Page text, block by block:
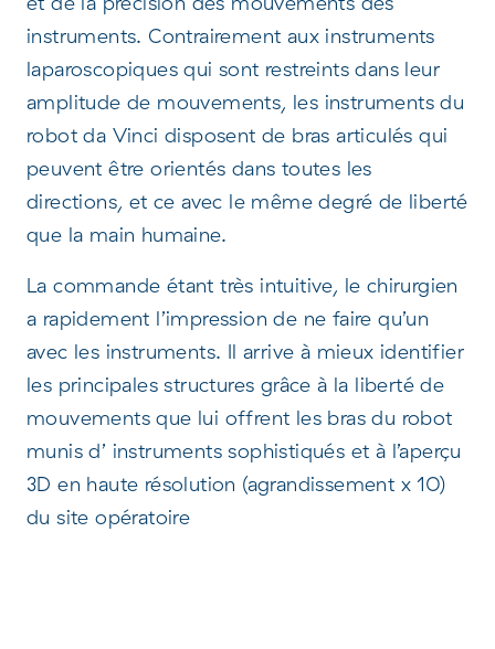
instruments. Contrairement aux instruments
laparoscopiques qui sont restreints dans leur
amplitude de mouvements, les instruments du
robot da Vinci disposent de bras articulés qui
peuvent être orientés dans toutes les
directions, et ce avec le même degré de liberté
que la main humaine.
La commande étant très intuitive, le chirurgien
a rapidement l’impression de ne faire qu’un
avec les instruments. Il arrive à mieux identifier
les principales structures grâce à la liberté de
mouvements que lui offrent les bras du robot
munis d’ instruments sophistiqués et à l’aperçu
3D en haute résolution (agrandissement x 10)
du site opératoire